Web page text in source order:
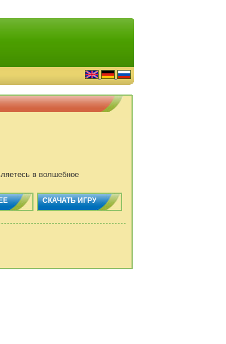
в волшебное
СКАЧАТЬ ИГРУ